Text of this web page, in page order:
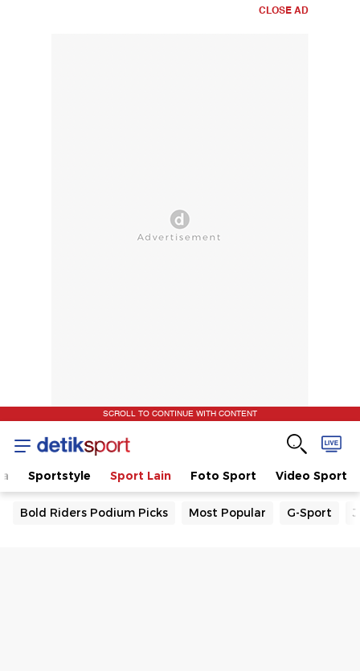
CLOSE AD
SCROLL TO CONTINUE WITH CONTENT
Sportstyle Sport Lain Foto Sport Video Sport
Bold Riders Podium Picks Most Popular G-Sport